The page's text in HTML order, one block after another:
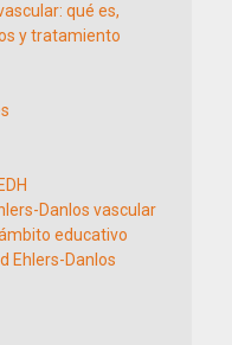
qué es,
y tratamiento
Danlos vascular
educativo
Ehlers-Danlos